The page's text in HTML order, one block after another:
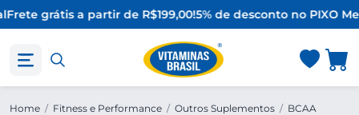
Frete grátis a partir de R$199,00!5% de desconto no PIXO
Home / Fitness e Performance / Outros Suplementos / BCAA